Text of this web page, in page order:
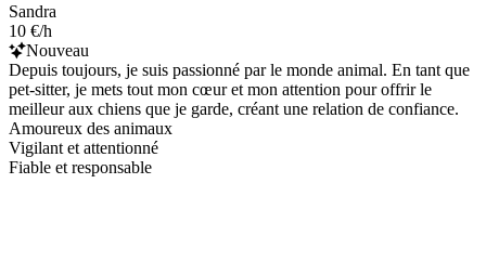
Sandra
10 €/h
Nouveau
Depuis toujours, je suis passionné par le monde animal. En tant que
pet-sitter, je mets tout mon cœur et mon attention pour offrir le
meilleur aux chiens que je garde, créant une relation de confiance.
Amoureux des animaux
Vigilant et attentionné
Fiable et responsable